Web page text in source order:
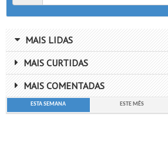
MAIS LIDAS
MAIS CURTIDAS
MAIS COMENTADAS
ESTA SEMANA ESTE MÊS